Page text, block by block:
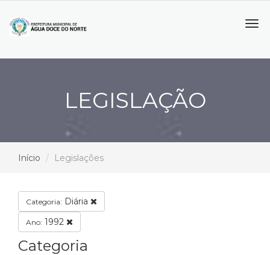
LEGISLAÇÃO
Início Legislações
Categoria: Diária
Ano: 1992
Categoria